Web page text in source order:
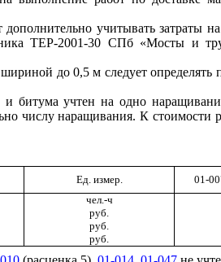
учитывать затраты
ТЕР-2001-30 СПб «Мосты и
до 0,5 м следует
и битума учтен на одно
числу наращивания. К стоимости
Ед. измер. 01-
чел.-ч
руб.
руб.
руб.